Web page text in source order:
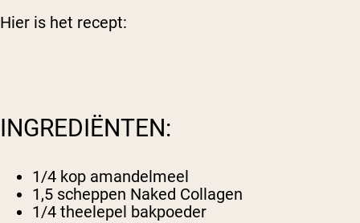
Hier is het recept:
INGREDIËNTEN:
1/4 kop amandelmeel
1,5 scheppen Naked Collagen
1/4 theelepel bakpoeder